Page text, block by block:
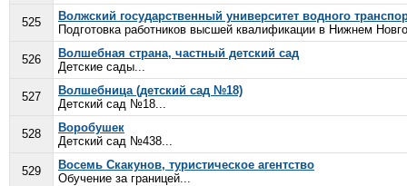
525
Волжский государственный университет водного
Подготовка работников высшей квалификации в Нижнем
526
Волшебная страна, частный детский сад
Детские сады...
527
Волшебница (детский сад №18)
Детский сад №18...
528
Воробушек
Детский сад №438...
529
Восемь Скакунов, туристическое агентство
Обучение за границей...